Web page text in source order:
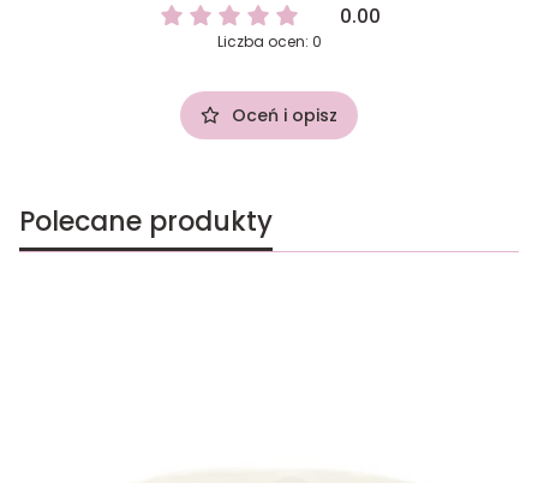
0.00
Liczba ocen: 0
Oceń i opisz
Polecane produkty